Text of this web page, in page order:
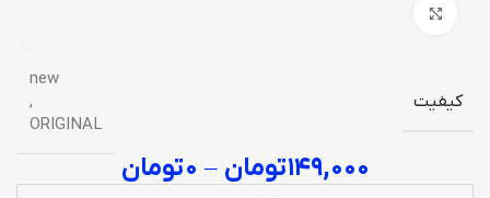
کیفیت
new
,
ORIGINAL
۱۴۹,۰۰۰تومان – ۰تومان